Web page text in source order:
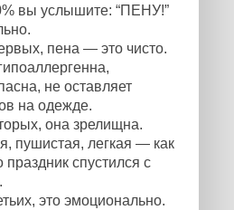
вы услышите: “ПЕНУ!”
пена — это чисто.
не оставляет
на одежде.
она зрелищна.
пушистая, легкая — как
праздник спустился с
это эмоционально.